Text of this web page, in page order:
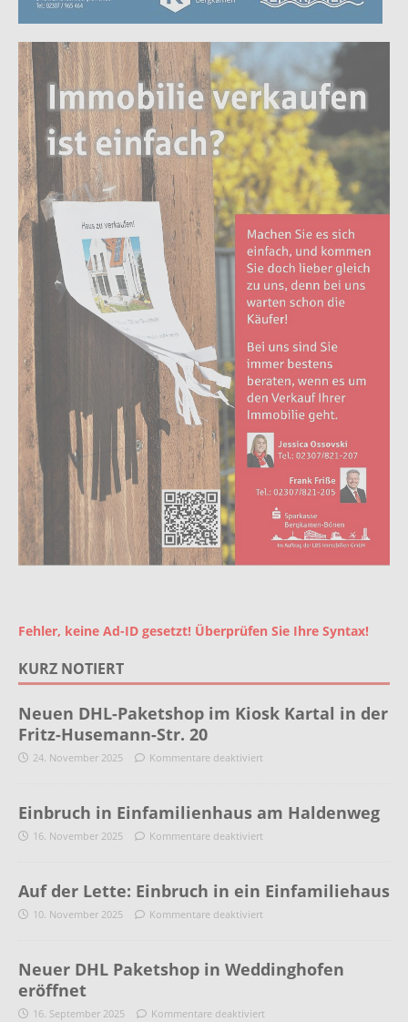
Fehler, keine Ad-ID gesetzt! Überprüfen Sie Ihre Syntax!
KURZ NOTIERT
Neuen DHL-Paketshop im Kiosk Kartal in der
Fritz-Husemann-Str. 20
24. November 2025 Kommentare deaktiviert
Einbruch in Einfamilienhaus am Haldenweg
16. November 2025 Kommentare deaktiviert
Auf der Lette: Einbruch in ein Einfamiliehaus
10. November 2025 Kommentare deaktiviert
Neuer DHL Paketshop in Weddinghofen
eröffnet
16. September 2025 Kommentare deaktiviert